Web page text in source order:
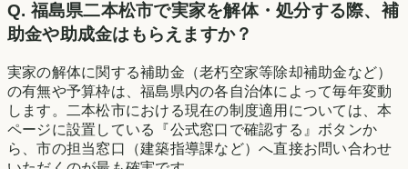
Q. 福島県二本松市で実家を解体・処分する際、補
助金や助成金はもらえますか？
実家の解体に関する補助金（老朽空家等除却補助金など）
の有無や予算枠は、福島県内の各自治体によって毎年変動
します。二本松市における現在の制度適用については、本
ページに設置している『公式窓口で確認する』ボタンか
ら、市の担当窓口（建築指導課など）へ直接お問い合わせ